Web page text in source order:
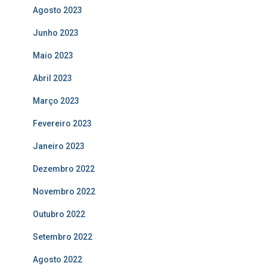
Agosto 2023
Junho 2023
Maio 2023
Abril 2023
Março 2023
Fevereiro 2023
Janeiro 2023
Dezembro 2022
Novembro 2022
Outubro 2022
Setembro 2022
Agosto 2022